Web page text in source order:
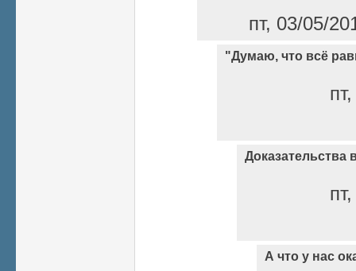
пт, 03/05/
"Думаю, что всё
Доказательства
А что у нас